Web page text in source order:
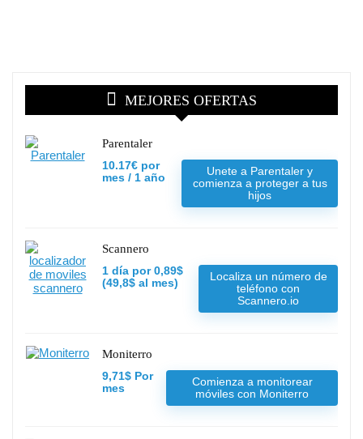
MEJORES OFERTAS
Parentaler
10.17€ por
mes / 1 año
Unete a Parentaler y
comienza a proteger a tus
hijos
Scannero
1 día por 0,89$
(49,8$ al mes)
Localiza un número de
teléfono con
Scannero.io
Moniterro
9,71$ Por
mes
Comienza a monitorear
móviles con Moniterro